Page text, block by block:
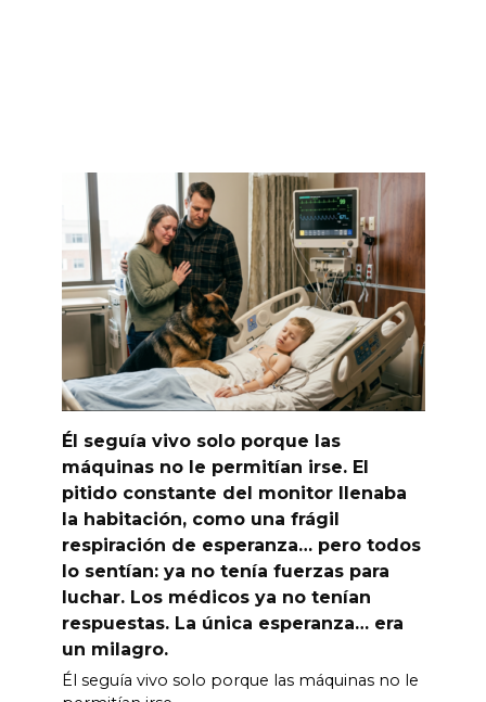
Él seguía vivo solo porque las
máquinas no le permitían irse. El
pitido constante del monitor llenaba
la habitación, como una frágil
respiración de esperanza… pero todos
lo sentían: ya no tenía fuerzas para
luchar. Los médicos ya no tenían
respuestas. La única esperanza… era
un milagro.
Él seguía vivo solo porque las máquinas no le